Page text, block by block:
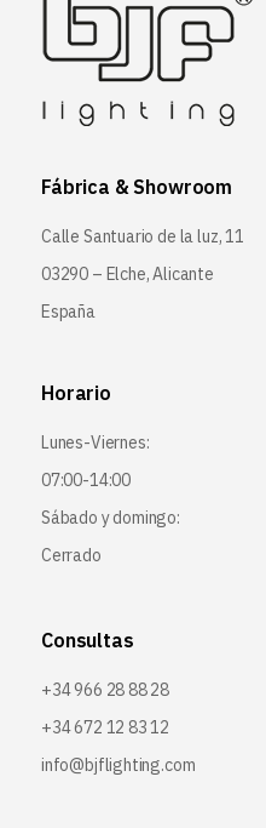
Fábrica & Showroom
Calle Santuario de la luz, 11
03290 – Elche, Alicante
España
Horario
Lunes-Viernes:
07:00-14:00
Sábado y domingo:
Cerrado
Consultas
+34 966 28 88 28
+34 672 12 83 12
info@bjflighting.com